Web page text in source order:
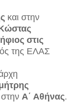
και στην
στις
της ΕΛΑΣ
Α΄ Αθήνας.